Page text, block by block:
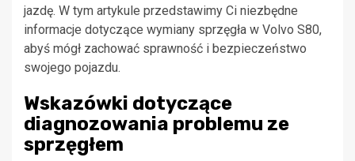
jazdę. W tym artykule przedstawimy Ci niezbędne
informacje dotyczące wymiany sprzęgła w Volvo S80,
abyś mógł zachować sprawność i bezpieczeństwo
swojego pojazdu.
Wskazówki dotyczące
diagnozowania problemu ze
sprzęgłem